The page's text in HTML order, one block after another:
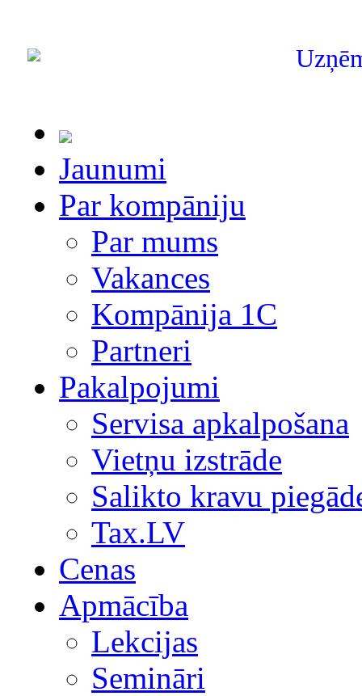
Jaunumi
Par kompāniju
Par mums
Vakances
Kompānija 1С
Partneri
Pakalpojumi
Servisa apkalpošana
Vietņu izstrāde
Salikto kravu
Tax.LV
Cenas
Apmācība
Lekcijas
Semināri